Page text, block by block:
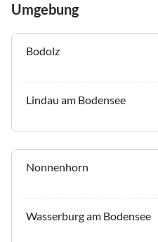
Umgebung
Bodolz
Lindau am Bodensee
Nonnenhorn
Wasserburg am Bodensee